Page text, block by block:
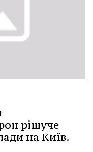
рішуче
на Київ.